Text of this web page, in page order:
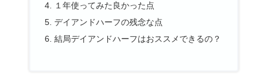
１年使ってみた良かった点
デイアンドハーフの残念な点
結局デイアンドハーフはおススメできるの？